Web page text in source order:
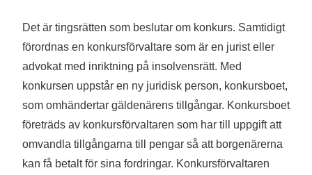
Det är tingsrätten som beslutar om konkurs. Samtidigt
förordnas en konkursförvaltare som är en jurist eller
advokat med inriktning på insolvensrätt. Med
konkursen uppstår en ny juridisk person, konkursboet,
som omhändertar gäldenärens tillgångar. Konkursboet
företräds av konkursförvaltaren som har till uppgift att
omvandla tillgångarna till pengar så att borgenärerna
kan få betalt för sina fordringar. Konkursförvaltaren